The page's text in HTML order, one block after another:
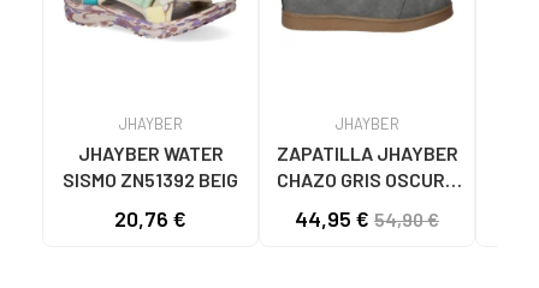
JHAYBER
JHAYBER WATER
SISMO ZN51392 BEIG
20,76 €
JHAYBER
ZAPATILLA JHAYBER
CHAZO GRIS OSCURO
MODELO ZA582636
44,95 € 54,90 €